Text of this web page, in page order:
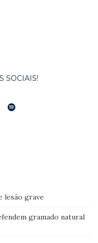
SOCIAIS!
lesão grave
gramado natural